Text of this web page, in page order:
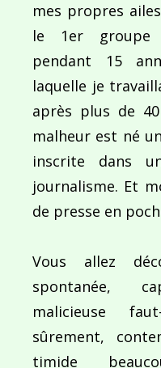
mes propres
le 1er groupe
pendant 15
laquelle je
après plus de 40
malheur est né
inscrite dans
journalisme. Et
de presse en
Vous allez
spontanée,
malicieuse
sûrement,
timide